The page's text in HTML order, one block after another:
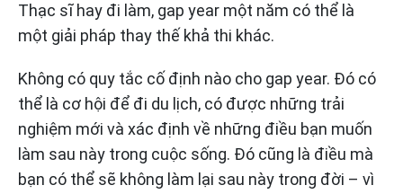
Thạc sĩ hay đi làm, gap year một năm có thể là
một giải pháp thay thế khả thi khác.
Không có quy tắc cố định nào cho gap year. Đó có
thể là cơ hội để đi du lịch, có được những trải
nghiệm mới và xác định về những điều bạn muốn
làm sau này trong cuộc sống. Đó cũng là điều mà
bạn có thể sẽ không làm lại sau này trong đời – vì